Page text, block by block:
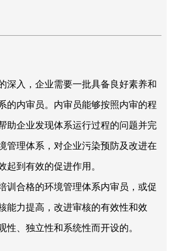
深入，企业需要一批具备良好素养和
的内审员。内审员能够按照内审的程
助企业发现体系运行过程的问题并完
管理体系，对企业污染预防及改进在
起到有效的促进作用。
训合格的环境管理体系内审员，或促
能力提高，改进审核的有效性和效
性、独立性和系统性而开设的。